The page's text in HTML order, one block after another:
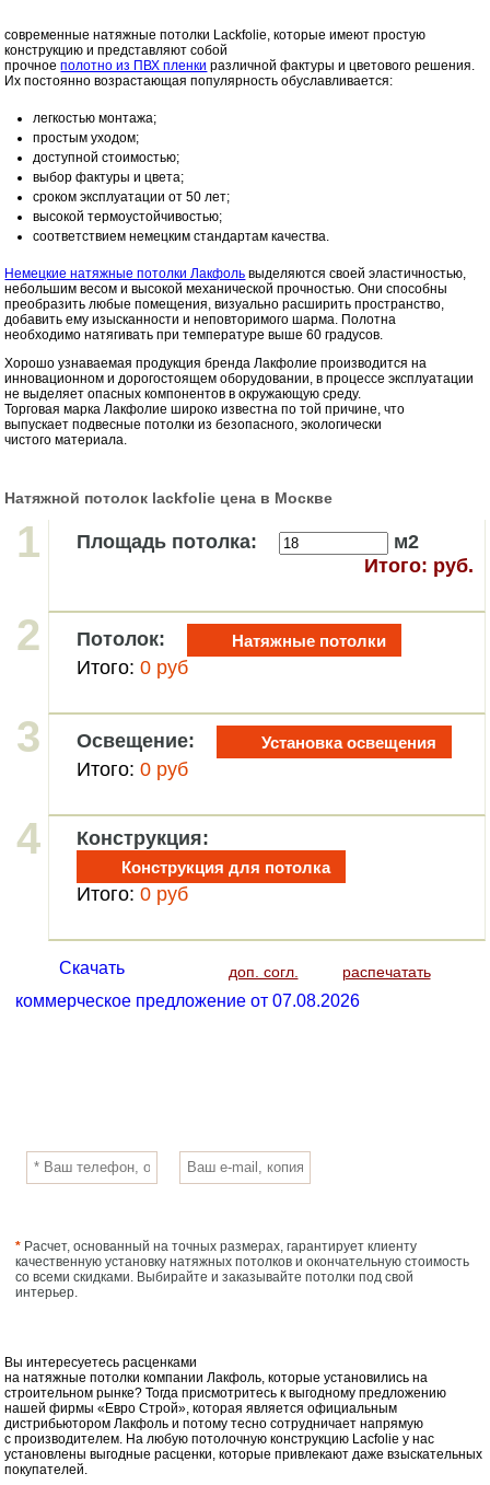
современные натяжные потолки Lackfolie, которые имеют простую
конструкцию и представляют собой
прочноеполотно из ПВХ пленки различной фактуры и цветового решения.
Их постоянно возрастающая популярность обуславливается:
легкостью монтажа;
простым уходом;
доступной стоимостью;
выбор фактуры и цвета;
сроком эксплуатации от 50 лет;
высокой термоустойчивостью;
соответствием немецким стандартам качества.
Немецкие натяжные потолки Лакфоль выделяются своей эластичностью,
небольшим весом и высокой механической прочностью. Они способны
преобразить любые помещения, визуально расширить пространство,
добавить ему изысканности и неповторимого шарма. Полотна
необходимо натягивать при температуре выше 60 градусов.
Хорошо узнаваемая продукция бренда Лакфолие производится на
инновационном и дорогостоящем оборудовании, в процессе эксплуатации
не выделяет опасных компонентов в окружающую среду.
Торговая марка Лакфолие широко известна по той причине, что
выпускает подвесные потолки из безопасного, экологически
чистого материала.
Натяжной потолок lackfolie цена в Москве
1 Площадь потолка:
м2
Итого: руб.
2 Потолок: Натяжные потолки
Итого:0 руб
3 Освещение: Установка освещения
Итого:0 руб
4 Конструкция:
Конструкция для потолка
Итого:0 руб
распечатать
доп. согл.
Скачать
коммерческое предложение от 07.08.2026
* Расчет, основанный на точных размерах, гарантирует клиенту
качественную установку натяжных потолков и окончательную стоимость
со всеми скидками. Выбирайте и заказывайте потолки под свой
интерьер.
Вы интересуетесь расценками
на натяжные потолки компании Лакфоль, которые установились на
строительном рынке? Тогда присмотритесь к выгодному предложению
нашей фирмы «Евро Строй», которая является официальным
дистрибьютором Лакфоль и потому тесно сотрудничает напрямую
с производителем. На любую потолочную конструкцию Lacfolie у нас
установлены выгодные расценки, которые привлекают даже взыскательных
покупателей.